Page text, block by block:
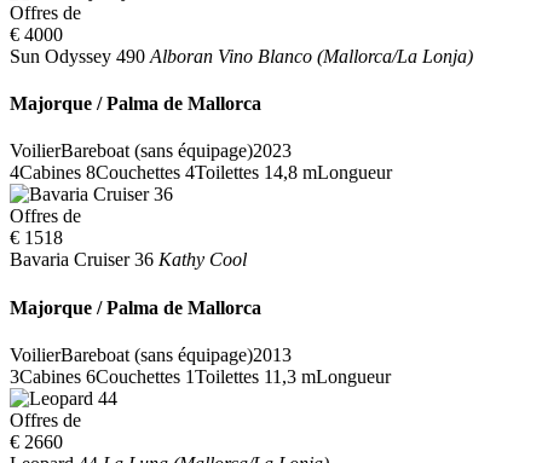
Offres de
€ 4000
Sun Odyssey 490 Alboran Vino Blanco (Mallorca/La Lonja)
Majorque / Palma de Mallorca
VoilierBareboat (sans équipage)2023
4Cabines 8Couchettes 4Toilettes 14,8 mLongueur
Offres de
€ 1518
Bavaria Cruiser 36 Kathy Cool
Majorque / Palma de Mallorca
VoilierBareboat (sans équipage)2013
3Cabines 6Couchettes 1Toilettes 11,3 mLongueur
Offres de
€ 2660